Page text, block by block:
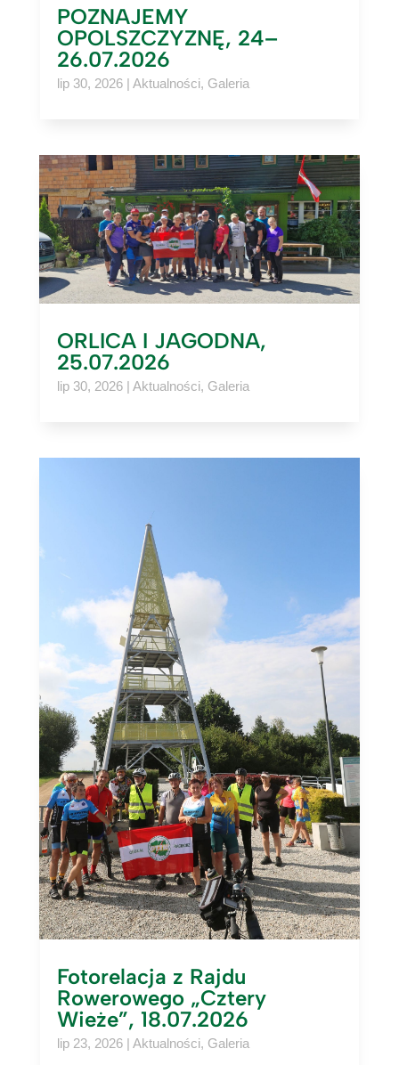
POZNAJEMY
OPOLSZCZYZNĘ, 24–
26.07.2026
lip 30, 2026| Aktualności, Galeria
ORLICA I JAGODNA,
25.07.2026
lip 30, 2026| Aktualności, Galeria
Fotorelacja z Rajdu
Rowerowego „Cztery
Wieże”, 18.07.2026
lip 23, 2026| Aktualności, Galeria